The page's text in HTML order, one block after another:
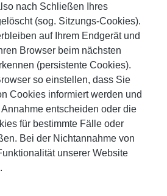
nach Schließen Ihres
(sog. Sitzungs-Cookies).
auf Ihrem Endgerät und
Browser beim nächsten
(persistente Cookies).
so einstellen, dass Sie
Cookies informiert werden und
entscheiden oder die
für bestimmte Fälle oder
Bei der Nichtannahme von
unserer Website